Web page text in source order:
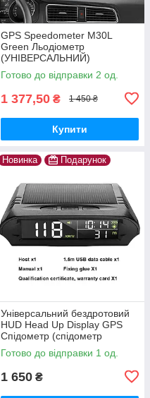
GPS Speedometer M30L
Green Льодіометр
(УНІВЕРСАЛЬНИЙ)
Готово до відправки 2 од.
1 377,50 ₴ 1 450 ₴
Купити
Новинка Подарунок
Універсальний бездротовий
HUD Head Up Display GPS
Спідометр (спідометр
годинник термометр і ін )
Готово до відправки 1 од.
1 650 ₴